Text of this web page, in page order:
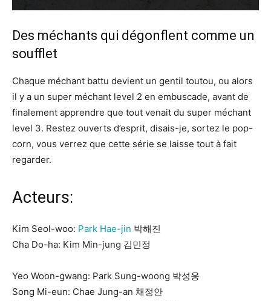
Des méchants qui dégonflent comme un
soufflet
Chaque méchant battu devient un gentil toutou, ou alors
il y a un super méchant level 2 en embuscade, avant de
finalement apprendre que tout venait du super méchant
level 3. Restez ouverts d’esprit, disais-je, sortez le pop-
corn, vous verrez que cette série se laisse tout à fait
regarder.
Acteurs:
Kim Seol-woo: Park Hae-jin 박해진
Cha Do-ha: Kim Min-jung 김민정
Yeo Woon-gwang: Park Sung-woong 박성웅
Song Mi-eun: Chae Jung-an 채정안